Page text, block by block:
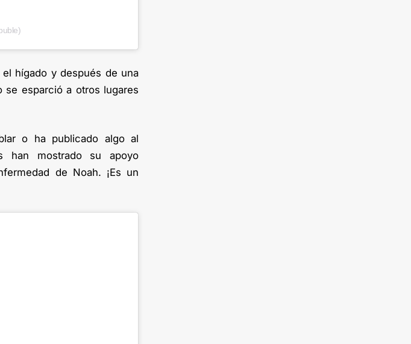
hígado y después de una
esparció a otros lugares
o ha publicado algo al
mostrado su apoyo
de Noah. ¡Es un